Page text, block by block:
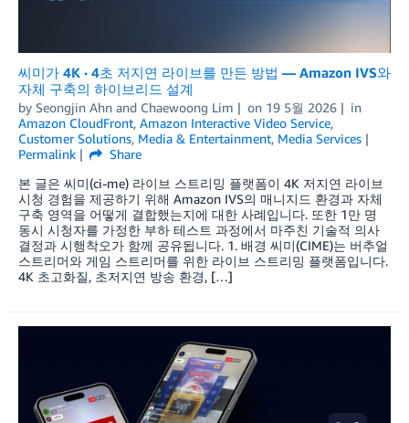
씨미가 4K · 4초 저지연 라이브를 만든 방법 — Amazon IVS와
자체 구축의 하이브리드 설계
by Seongjin Ahn and Chaewoong Lim on 19 5월 2026
in
Amazon CloudFront, Amazon Interactive Video Service,
Customer Solutions, Media & Entertainment, Media Services
Permalink
Share
본 글은 씨미(ci-me) 라이브 스트리밍 플랫폼이 4K 저지연 라이브
시청 경험을 제공하기 위해 Amazon IVS의 매니지드 환경과 자체
구축 영역을 어떻게 결합했는지에 대한 사례입니다. 또한 1만 명
동시 시청자를 가정한 부하 테스트 과정에서 마주친 기술적 의사
결정과 시행착오가 함께 공유됩니다. 1. 배경 씨미(CIME)는 버추얼
스트리머와 게임 스트리머를 위한 라이브 스트리밍 플랫폼입니다.
4K 초고화질, 초저지연 방송 환경, […]